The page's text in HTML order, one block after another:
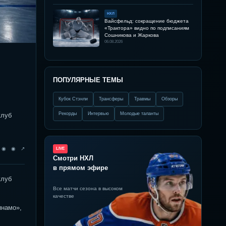
◉ ◉ ◉ ↗
НХЛ
Вайсфельд: сокращение бюджета
«Трактора» видно по подписаниям
Сошникова и Жаркова
06.08.2026
ПОПУЛЯРНЫЕ ТЕМЫ
Кубок Стэнли Трансферы Травмы Обзоры
Рекорды Интервью Молодые таланты
LIVE
Смотри НХЛ
в прямом эфире
Все матчи сезона в высоком
качестве